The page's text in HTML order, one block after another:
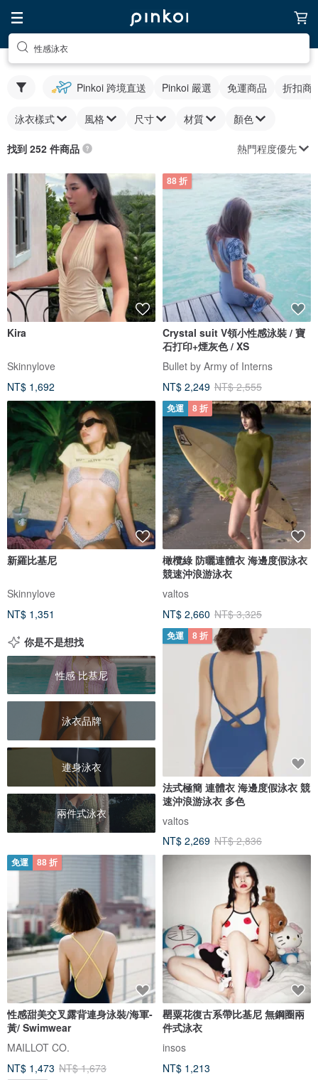
性感泳衣
Pinkoi 跨境直送 Pinkoi 嚴選 免運商品 折扣商
泳衣樣式 風格 尺寸 材質 顏色
找到 252 件商品 熱門程度優先
Kira
Skinnylove
NT$ 1,692
88 折
Crystal suit V領小性感泳裝 / 寶
石打印+煙灰色 / XS
Bullet by Army of Interns
NT$ 2,249 NT$ 2,555
新羅比基尼
Skinnylove
NT$ 1,351
免運 8 折
橄欖綠 防曬連體衣 海邊度假泳衣
競速沖浪游泳衣
valtos
NT$ 2,660 NT$ 3,325
你是不是想找
性感 比基尼
泳衣品牌
連身泳衣
兩件式泳衣
免運 8 折
法式極簡 連體衣 海邊度假泳衣 競
速沖浪游泳衣 多色
valtos
NT$ 2,269 NT$ 2,836
免運 88 折
性感甜美交叉露背連身泳裝/海軍-
黃/ Swimwear
MAILLOT CO.
NT$ 1,473 NT$ 1,673
罌粟花復古系帶比基尼 無鋼圈兩
件式泳衣
insos
NT$ 1,213